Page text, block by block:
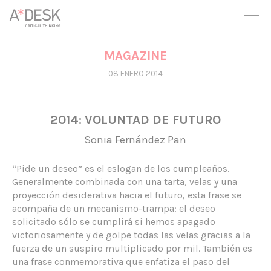
crees también en A*DESK seguimos necesitándote para poder
seguir adelante. Ahora puedes participar del proyecto y
apoyarlo.
MAGAZINE
08 ENERO 2014
2014: VOLUNTAD DE FUTURO
Sonia Fernández Pan
“Pide un deseo” es el eslogan de los cumpleaños.
Generalmente combinada con una tarta, velas y una
proyección desiderativa hacia el futuro, esta frase se
acompaña de un mecanismo-trampa: el deseo
solicitado sólo se cumplirá si hemos apagado
victoriosamente y de golpe todas las velas gracias a la
fuerza de un suspiro multiplicado por mil. También es
una frase conmemorativa que enfatiza el paso del